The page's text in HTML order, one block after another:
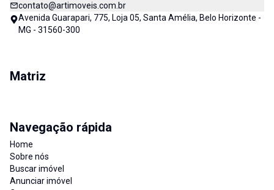
contato@artimoveis.com.br
Avenida Guarapari, 775, Loja 05, Santa Amélia, Belo Horizonte -
MG - 31560-300
Matriz
Navegação rápida
Home
Sobre nós
Buscar imóvel
Anunciar imóvel